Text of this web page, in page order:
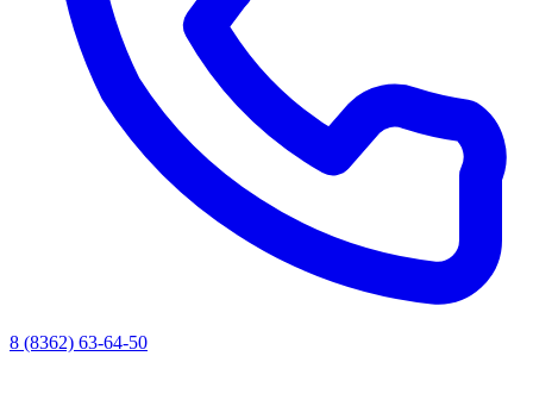
8 (8362) 63-64-50